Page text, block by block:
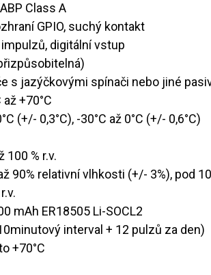
Class A​
GPIO, suchý kontakt
digitální vstup
s jazýčkovými spínači nebo jiné
až +70°C
(+/- 0,3°C), -30°C až 0°C (+/- 0,6°C)
100 % r.v.
90% relativní vlhkosti (+/- 3%), pod
mAh ER18505 Li-SOCL2
interval + 12 pulzů za den)
+70°C​